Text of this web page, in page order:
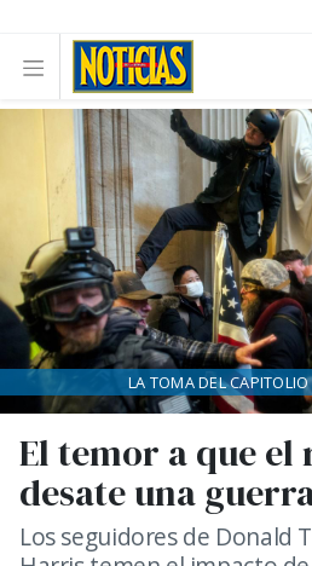
El temor a que el
desate una
Los seguidores de Donald
LA TOMA DEL